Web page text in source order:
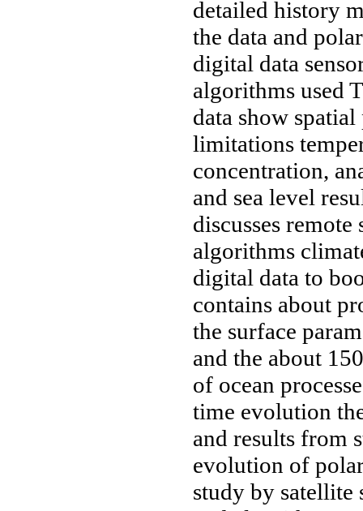
detailed history
the data and
digital data
algorithms used
data show spatial
limitations
concentration,
and sea level
discusses
algorithms
digital data to
contains about
the surface
and the about 150
of ocean
time evolution
and results from
evolution of
study by satellite